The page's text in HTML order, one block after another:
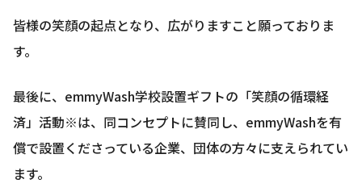
皆様の笑顔の起点となり、広がりますこと願っておりま
す。
最後に、emmyWash学校設置ギフトの「笑顔の循環経
済」活動※は、同コンセプトに賛同し、emmyWashを有
償で設置くださっている企業、団体の方々に支えられてい
ます。